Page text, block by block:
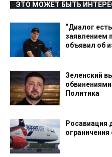
ЭТО МОЖЕТ БЫТЬ
“Диалог
заявлением
объявил об
Зеленский
обвинениями
Политика
Росавиация
ограничения